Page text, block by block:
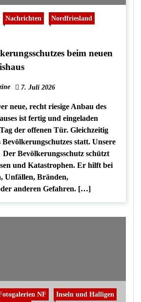
Nachrichten Nordfriesland
beim neuen
7. Juli 2026
neue, recht riesige Anbau des
ist fertig und eingeladen
der offenen Tür. Gleichzeitig
statt. Unsere
Der Bevölkerungsschutz schützt
und Katastrophen. Er hilft bei
Unfällen, Bränden,
anderen Gefahren. […]
NF
Inseln und Halligen